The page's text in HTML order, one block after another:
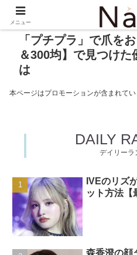
「プチプラ」で爪を
＆300均】で見つけた
は
本ページはプロモーションが含まれて
DAILY
デイリーラ
IVEのリズ
ット方法【
メニュー